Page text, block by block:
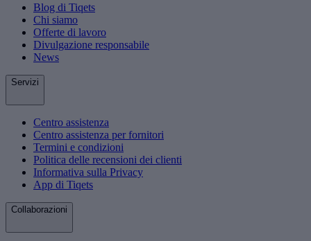
Blog di Tiqets
Chi siamo
Offerte di lavoro
Divulgazione responsabile
News
Servizi
Centro assistenza
Centro assistenza per fornitori
Termini e condizioni
Politica delle recensioni dei clienti
Informativa sulla Privacy
App di Tiqets
Collaborazioni